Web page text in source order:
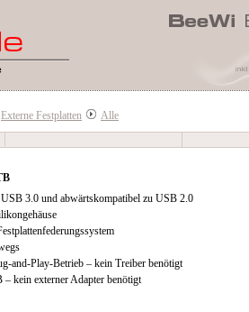
Externe Festplatten
Alle
3.0 und abwärtskompatibel zu USB 2.0
and-Play-Betrieb – kein Treiber benötigt
kein externer Adapter benötigt